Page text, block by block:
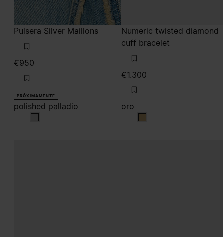
Pulsera Silver Maillons
€950
PRÓXIMAMENTE
polished palladio
polished palladio
Numeric twisted diamond
cuff bracelet
€1.300
oro
oro